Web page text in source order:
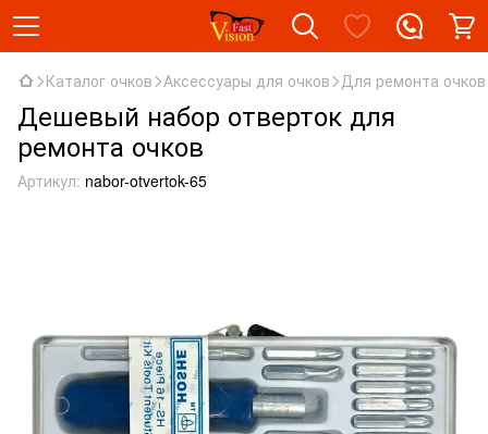
Каталог очков Аксессуары для очков Для ремонта очков
Дешевый набор отверток для
ремонта очков
Артикул: nabor-otvertok-65